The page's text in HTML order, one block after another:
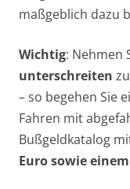
maßgeblich dazu
Wichtig: Nehmen
unterschreiten
– so begehen Sie
Fahren mit
Bußgeldkatalog
Euro sowie